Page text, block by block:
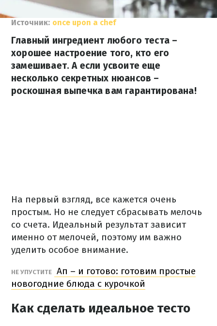
Источник: once upon a chef
Главный ингредиент любого теста –
хорошее настроение того, кто его
замешивает. А если усвоите еще
несколько секретных нюансов –
роскошная выпечка вам гарантирована!
На первый взгляд, все кажется очень
простым. Но не следует сбрасывать мелочь
со счета. Идеальный результат зависит
именно от мелочей, поэтому им важно
уделить особое внимание.
НЕ УПУСТИТЕ
Ап – и готово: готовим простые
новогодние блюда с курочкой
Как сделать идеальное тесто